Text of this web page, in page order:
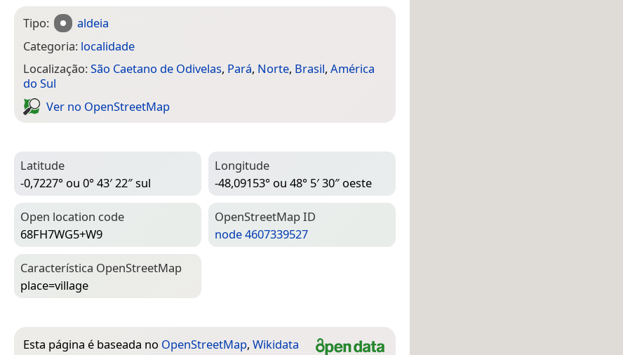
Tipo:
aldeia
Categoria: localidade
Localização:São Caetano de Odivelas, Pará, Norte, Brasil, América
do Sul
Ver no Open­Street­Map
Latitude
-0,7227° ou 0° 43′ 22″ sul
Longitude
-48,09153° ou 48° 5′ 30″ oeste
Open location code
68FH7WG5+W9
Open­Street­Map ID
node 4607339527
Característica Open­Street­Map
place=­village
Esta página é baseada no OpenStreetMap, Wikidata